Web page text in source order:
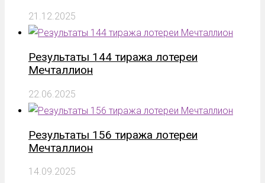
21.12.2025
Результаты 144 тиража лотереи
Мечталлион
22.06.2025
Результаты 156 тиража лотереи
Мечталлион
14.09.2025